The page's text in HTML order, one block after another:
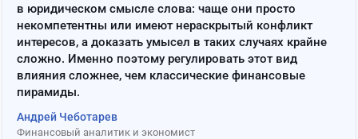
в юридическом смысле слова: чаще они просто
некомпетентны или имеют нераскрытый конфликт
интересов, а доказать умысел в таких случаях крайне
сложно. Именно поэтому регулировать этот вид
влияния сложнее, чем классические финансовые
пирамиды.
Андрей Чеботарев
Финансовый аналитик и экономист